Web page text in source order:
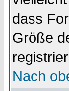
dass
Größe
Nach